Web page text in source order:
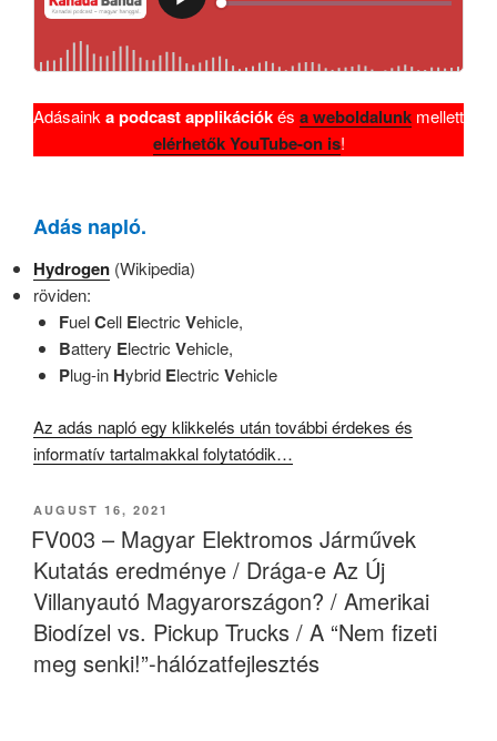
Adásainka podcast applikációkés a weboldalunk mellett
elérhetők YouTube-on is!
Adás napló.
Hydrogen (Wikipedia)
röviden:
FuelCell Electric Vehicle,
Battery Electric Vehicle,
Plug-in Hybrid Electric Vehicle
Az adás napló egy klikkelés után további érdekes és
informatív tartalmakkal folytatódik…
POSTED
ON
AUGUST 16, 2021
FV003 – Magyar Elektromos Járművek
Kutatás eredménye / Drága-e Az Új
Villanyautó Magyarországon? / Amerikai
Biodízel vs. Pickup Trucks / A “Nem fizeti
meg senki!”-hálózatfejlesztés